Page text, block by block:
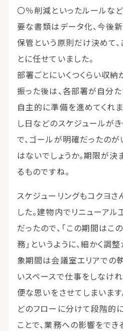
〇％削減といったルールな
要な書類はデータ化、今後
保管という原則だけ決めて
とに任せていました。
部署ごとにいくつくらい収
振った後は、各部署が自分
自主的に準備を進めてくれ
し日などのスケジュールが
で、ゴールが明確だったの
はないでしょうか。期限が決
るものですね。
スケジューリングもコクヨ
した。建物内でリニューア
だったので、「この期間はこ
務」というように、細かく調
象期間は会議室エリアでの
いスペースで仕事をしなけ
便な思いをさせてしまいま
どのフローに分けて段階的
ことで、業務への影響をで